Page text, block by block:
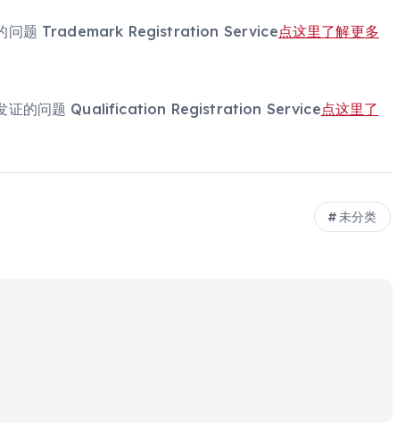
的问题 Trademark Registration Service点这里了解更多
发证的问题 Qualification Registration Service点这里了
未分类